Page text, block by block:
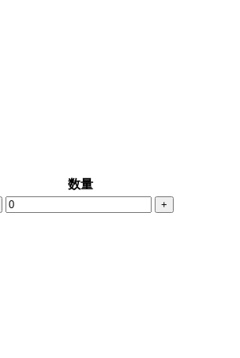
数量
+